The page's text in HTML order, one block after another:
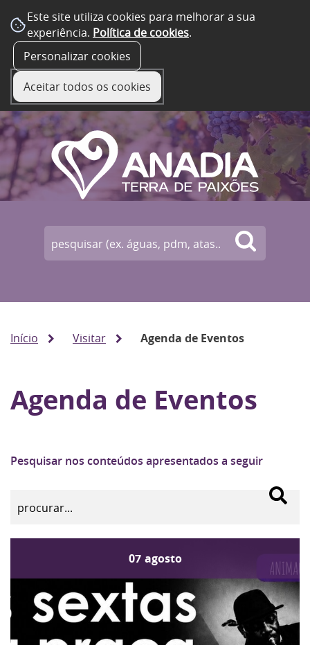
Este site utiliza cookies para melhorar a sua
experiência. Política de cookies.
Personalizar cookies
Aceitar todos os cookies
Início Visitar Agenda de Eventos
Agenda de Eventos
Pesquisar nos conteúdos apresentados a seguir
07 agosto